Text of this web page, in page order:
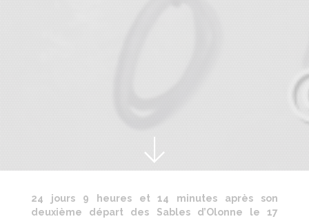
24 jours 9 heures et 14 minutes après son
deuxième départ des Sables d’Olonne le 17